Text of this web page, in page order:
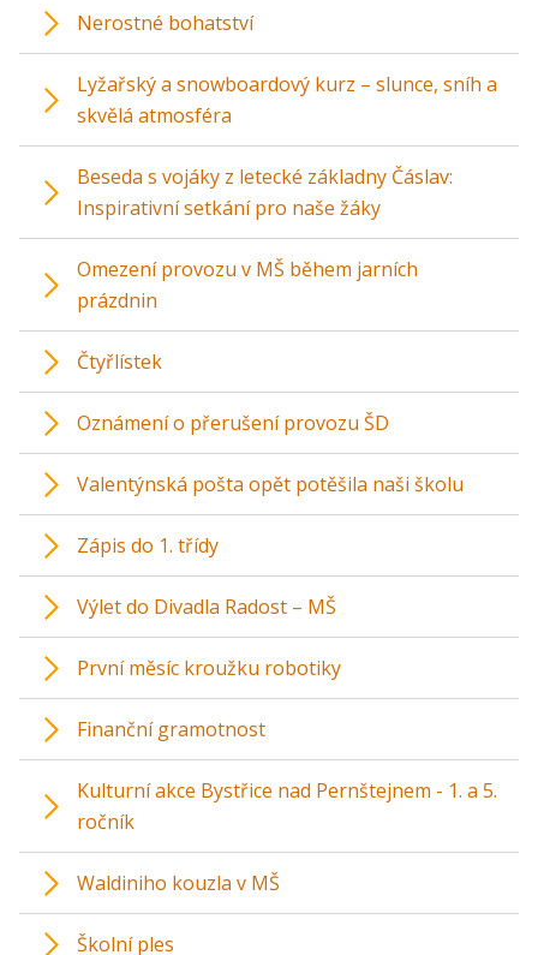
Nerostné bohatství
Lyžařský a snowboardový kurz – slunce, sníh a
skvělá atmosféra
Beseda s vojáky z letecké základny Čáslav:
Inspirativní setkání pro naše žáky
Omezení provozu v MŠ během jarních
prázdnin
Čtyřlístek
Oznámení o přerušení provozu ŠD
Valentýnská pošta opět potěšila naši školu
Zápis do 1. třídy
Výlet do Divadla Radost – MŠ
První měsíc kroužku robotiky
Finanční gramotnost
Kulturní akce Bystřice nad Pernštejnem - 1. a 5.
ročník
Waldiniho kouzla v MŠ
Školní ples